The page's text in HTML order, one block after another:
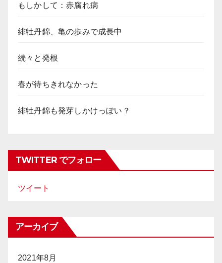
もしかして：赤腐れ病
緋牡丹錦、亀の歩みで成長中
続々と発根
春が待ちきれなかった
緋牡丹錦も発芽しかけっぽい？
TWITTER でフォロー
ツイート
アーカイブ
2021年8月